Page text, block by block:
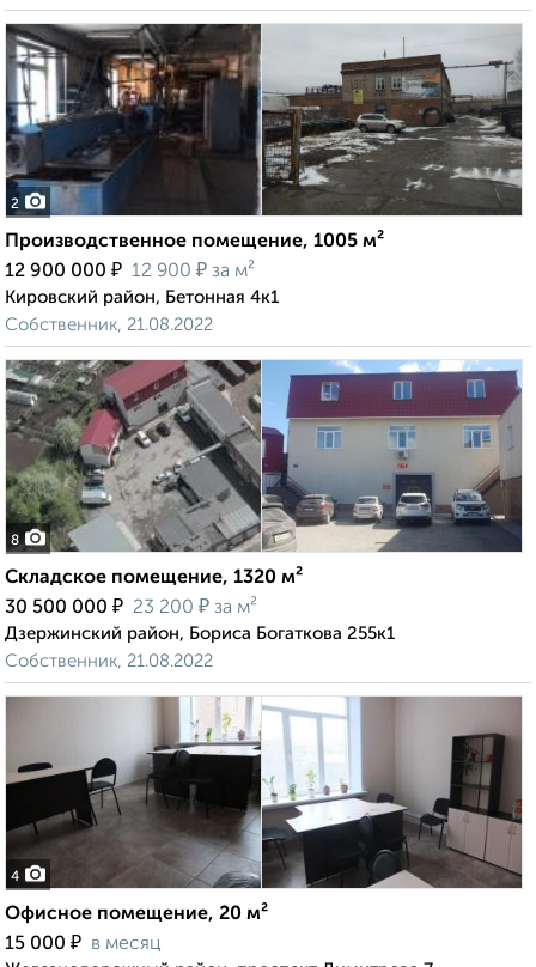
2
Производственное помещение, 1005 м²
12 900 000 ₽ 12 900 ₽ за м²
Кировский район, Бетонная 4к1
Собственник, 21.08.2022
8
Складское помещение, 1320 м²
30 500 000 ₽ 23 200 ₽ за м²
Дзержинский район, Бориса Богаткова 255к1
Собственник, 21.08.2022
4
Офисное помещение, 20 м²
15 000 ₽ в месяц